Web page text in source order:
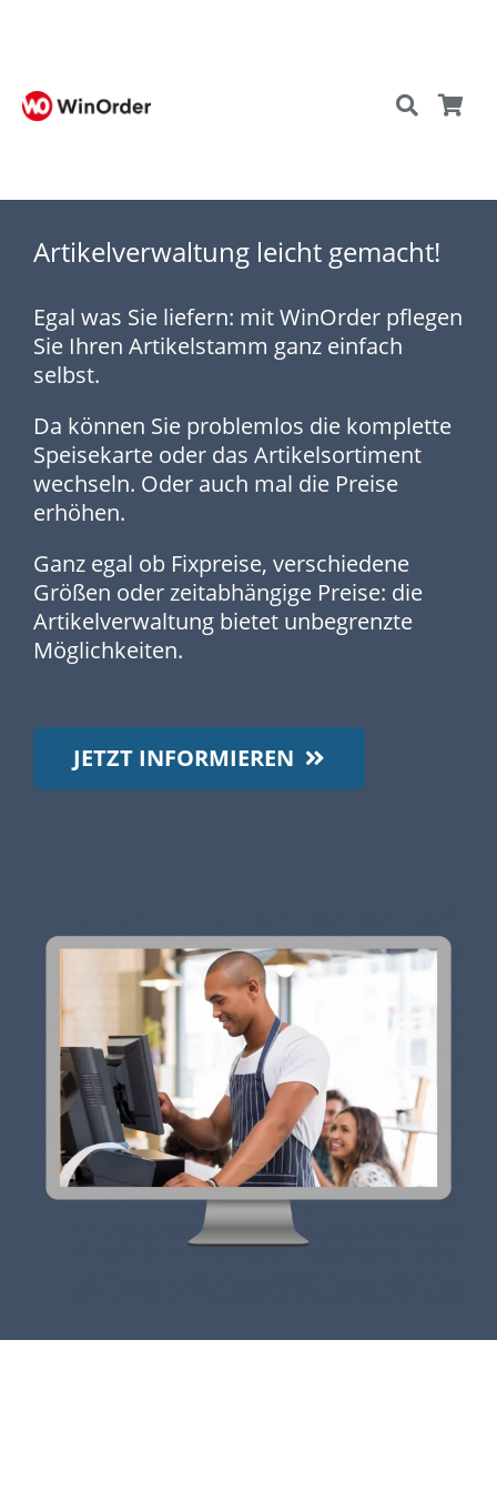
Artikelverwaltung leicht gemacht!
Egal was Sie liefern: mit WinOrder pflegen
Sie Ihren Artikelstamm ganz einfach
selbst.
Da können Sie problemlos die komplette
Speisekarte oder das Artikelsortiment
wechseln. Oder auch mal die Preise
erhöhen.
Ganz egal ob Fixpreise, verschiedene
Größen oder zeitabhängige Preise: die
Artikelverwaltung bietet unbegrenzte
Möglichkeiten.
JETZT INFORMIEREN